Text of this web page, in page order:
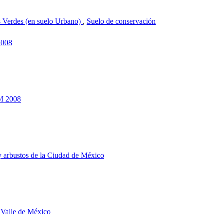
Verdes (en suelo Urbano) , Suelo de conservación
2008
arbustos de la Ciudad de México
de México